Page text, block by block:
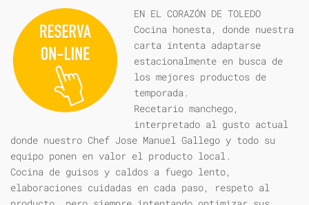
EN EL CORAZÓN DE TOLEDO
Cocina honesta, donde nuestra
carta intenta adaptarse
estacionalmente en busca de
los mejores productos de
temporada.
Recetario manchego,
interpretado al gusto actual
donde nuestro Chef Jose Manuel Gallego y todo su
equipo ponen en valor el producto local.
Cocina de guisos y caldos a fuego lento,
elaboraciones cuidadas en cada paso, respeto al